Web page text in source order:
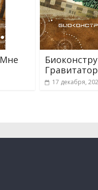
Гравитатор
17 декабря,